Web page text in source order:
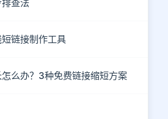
查法
链接制作工具
怎么办？3种免费链接缩短方案